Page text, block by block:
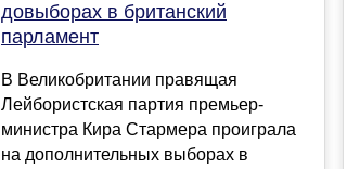
довыборах в британский
парламент
В Великобритании правящая
Лейбористская партия премьер-
министра Кира Стармера проиграла
на дополнительных выборах в